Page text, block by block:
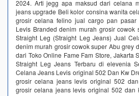
2024. Arti jegg apa maksud dari celana
jeans upgrade Beli kolor consina wanita
grosir celana felino jual cargo pan
Levis Branded denim murah grosir cowok
Straight Leg (Straight Leg Jeans) Jual
denim murah grosir cowok super Abu grey
dari Toko Online Fame Fam Store, Jakarta
Straight Leg Jeans Terbaru di elevenia
Celana Jeans Levis original 502 Dan Kw
grosir celana jeans levis original 502
grosir celana jeans levis original 502 dan